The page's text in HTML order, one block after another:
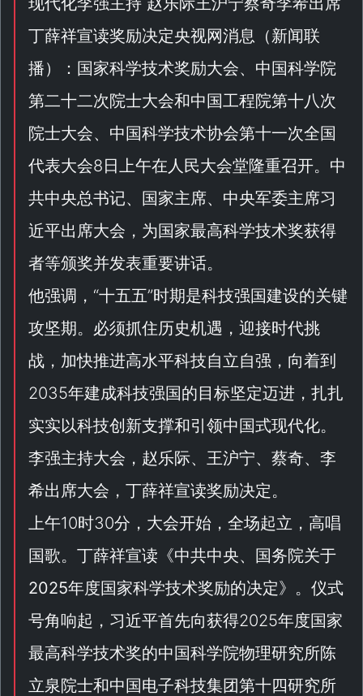
丁薛祥宣读奖励决定央视网消息（新闻联
播）：国家科学技术奖励大会、中国科学院
第二十二次院士大会和中国工程院第十八次
院士大会、中国科学技术协会第十一次全国
代表大会8日上午在人民大会堂隆重召开。中
共中央总书记、国家主席、中央军委主席习
近平出席大会，为国家最高科学技术奖获得
者等颁奖并发表重要讲话。
他强调，“十五五”时期是科技强国建设的关键
攻坚期。必须抓住历史机遇，迎接时代挑
战，加快推进高水平科技自立自强，向着到
2035年建成科技强国的目标坚定迈进，扎扎
实实以科技创新支撑和引领中国式现代化。
李强主持大会，赵乐际、王沪宁、蔡奇、李
希出席大会，丁薛祥宣读奖励决定。
上午10时30分，大会开始，全场起立，高唱
国歌。丁薛祥宣读《中共中央、国务院关于
2025年度国家科学技术奖励的决定》。仪式
号角响起，习近平首先向获得2025年度国家
最高科学技术奖的中国科学院物理研究所陈
立泉院士和中国电子科技集团第十四研究所